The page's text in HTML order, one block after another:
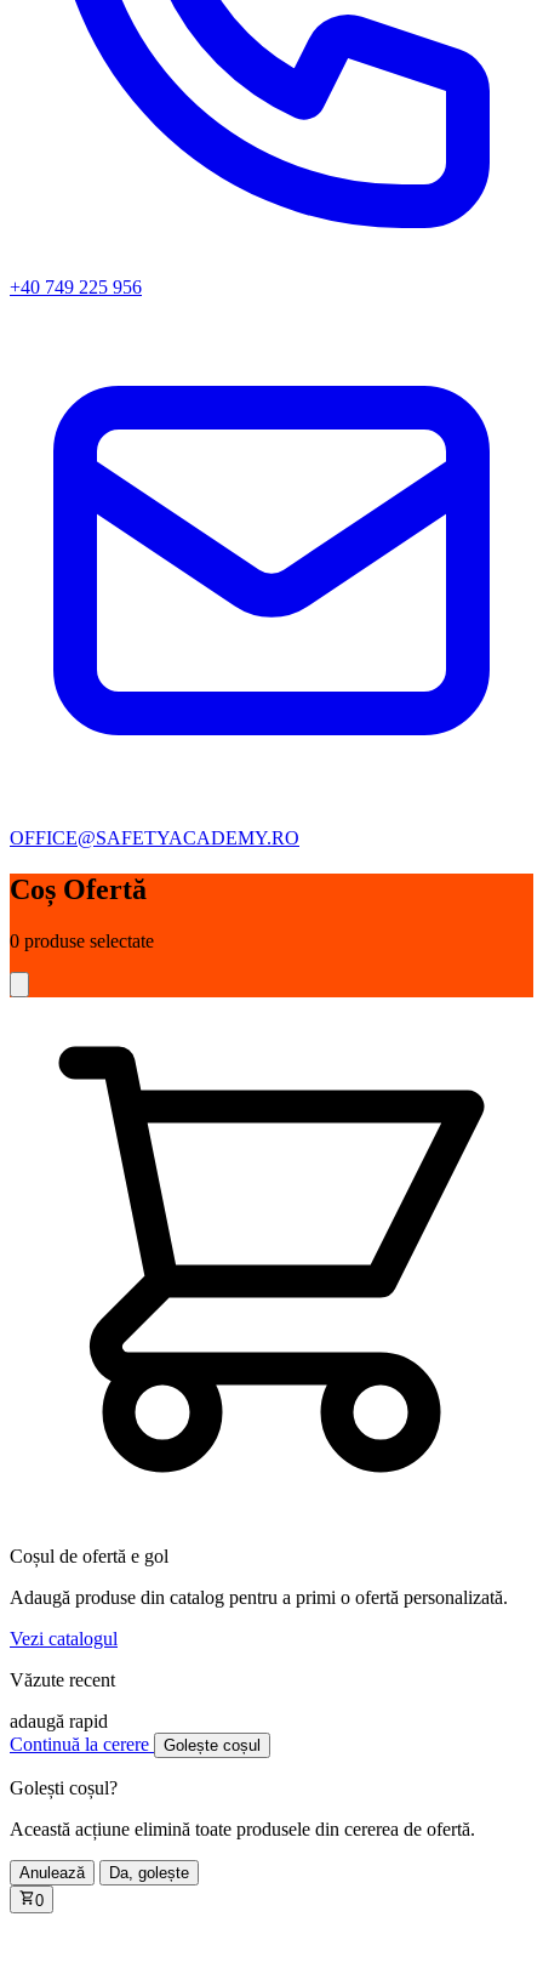
+40 749 225 956
OFFICE@SAFETYACADEMY.RO
Coș Ofertă
0 produse selectate
Coșul de ofertă e gol
Adaugă produse din catalog pentru a primi o ofertă personalizată.
Vezi catalogul
Văzute recent
adaugă rapid
Continuă la cerere
Golește coșul
Golești coșul?
Această acțiune elimină toate produsele din cererea de ofertă.
Anulează
Da, golește
0